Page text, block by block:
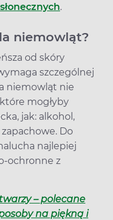
.
niemowląt?
od skóry
szczególnej
niemowląt nie
mogłyby
jak: alkohol,
Do
najlepiej
ochronne z
– polecane
na piękną i